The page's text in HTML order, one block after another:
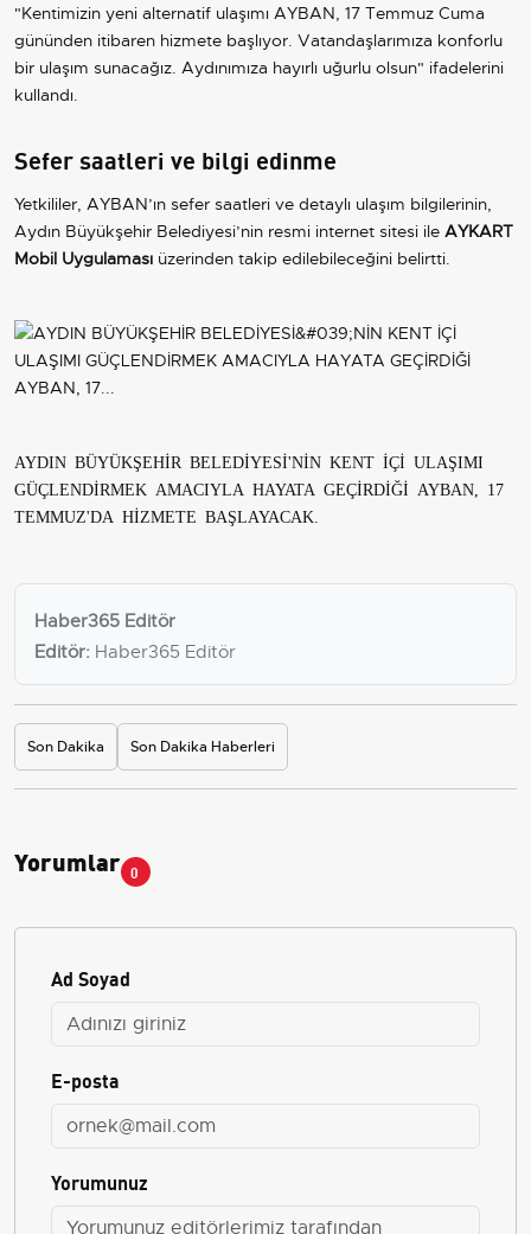
"Kentimizin yeni alternatif ulaşımı AYBAN, 17 Temmuz Cuma
gününden itibaren hizmete başlıyor. Vatandaşlarımıza konforlu
bir ulaşım sunacağız. Aydınımıza hayırlı uğurlu olsun" ifadelerini
kullandı.
Sefer saatleri ve bilgi edinme
Yetkililer, AYBAN’ın sefer saatleri ve detaylı ulaşım bilgilerinin,
Aydın Büyükşehir Belediyesi’nin resmi internet sitesi ile AYKART
Mobil Uygulaması üzerinden takip edilebileceğini belirtti.
AYDIN BÜYÜKŞEHİR BELEDİYESİ'NİN KENT İÇİ ULAŞIMI
GÜÇLENDİRMEK AMACIYLA HAYATA GEÇİRDİĞİ AYBAN, 17
TEMMUZ'DA HİZMETE BAŞLAYACAK.
Haber365 Editör
Editör: Haber365 Editör
Son Dakika Son Dakika Haberleri
Yorumlar 0
Ad Soyad
E-posta
Yorumunuz